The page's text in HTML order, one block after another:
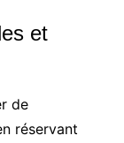
et
de
réservant